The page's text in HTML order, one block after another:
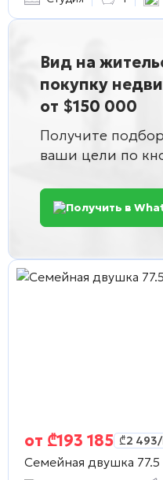
Вид на
покупку
от $150 000
Получите
ваши цели по
Получить в
от ₾193 185 ₾2 493
Семейная двушка 77.5